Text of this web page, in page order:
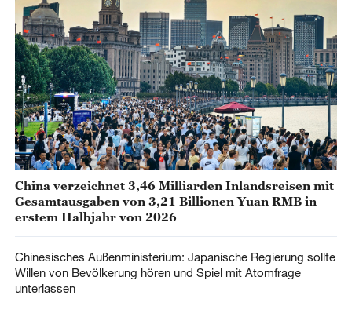
China verzeichnet 3,46 Milliarden Inlandsreisen mit
Gesamtausgaben von 3,21 Billionen Yuan RMB in
erstem Halbjahr von 2026
Chinesisches Außenministerium: Japanische Regierung sollte
Willen von Bevölkerung hören und Spiel mit Atomfrage
unterlassen